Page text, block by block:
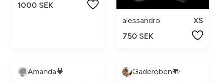
1000 SEK
alessandro
XS
750 SEK
Amanda💗 Gaderoben🍻